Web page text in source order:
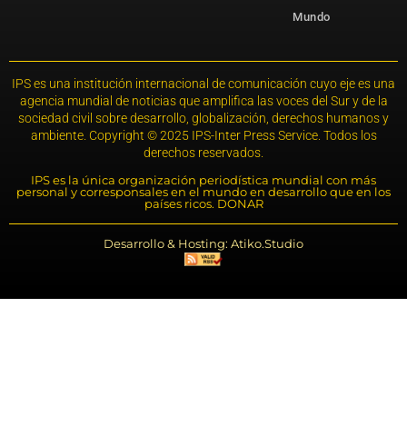
Mundo
IPS es una institución internacional de comunicación cuyo eje es una
agencia mundial de noticias que amplifica las voces del Sur y de la
sociedad civil sobre desarrollo, globalización, derechos humanos y
ambiente. Copyright © 2025 IPS-Inter Press Service. Todos los
derechos reservados.
IPS es la única organización periodística mundial con más
personal y corresponsales en el mundo en desarrollo que en los
países ricos. DONAR
Desarrollo & Hosting: Atiko.Studio